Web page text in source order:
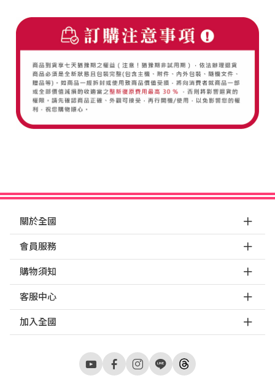
關於全國
會員服務
購物須知
客服中心
加入全國